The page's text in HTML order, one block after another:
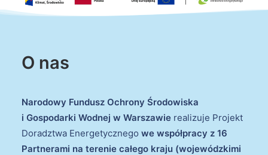
O nas
Narodowy Fundusz Ochrony Środowiska
i Gospodarki Wodnej w Warszawie realizuje Projekt
Doradztwa Energetycznego we współpracy z 16
Partnerami na terenie całego kraju (wojewódzkimi